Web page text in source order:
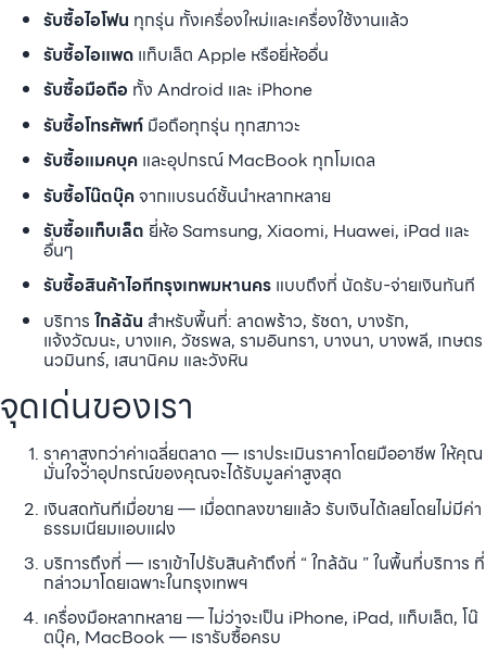
รับซื้อไอโฟน ทุกรุ่น ทั้งเครื่องใหม่และเครื่องใช้งานแล้ว
รับซื้อไอแพด แท็บเล็ต Apple หรือยี่ห้ออื่น
รับซื้อมือถือ ทั้ง Android และ iPhone
รับซื้อโทรศัพท์ มือถือทุกรุ่น ทุกสภาวะ
รับซื้อแมคบุค และอุปกรณ์ MacBook ทุกโมเดล
รับซื้อโน๊ตบุ๊คจากแบรนด์ชั้นนำหลากหลาย
รับซื้อแท็บเล็ต ยี่ห้อ Samsung, Xiaomi, Huawei, iPad และ
อื่นๆ
รับซื้อสินค้าไอทีกรุงเทพมหานคร แบบถึงที่ นัดรับ-จ่ายเงินทันที
บริการ ใกล้ฉัน สำหรับพื้นที่: ลาดพร้าว, รัชดา, บางรัก,
แจ้งวัฒนะ, บางแค, วัชรพล, รามอินทรา, บางนา, บางพลี, เกษตร
นวมินทร์, เสนานิคม และวังหิน
จุดเด่นของเรา
ราคาสูงกว่าค่าเฉลี่ยตลาด — เราประเมินราคาโดยมืออาชีพ ให้คุณ
มั่นใจว่าอุปกรณ์ของคุณจะได้รับมูลค่าสูงสุด
เงินสดทันทีเมื่อขาย — เมื่อตกลงขายแล้ว รับเงินได้เลยโดยไม่มีค่า
ธรรมเนียมแอบแฝง
บริการถึงที่ — เราเข้าไปรับสินค้าถึงที่ “ ใกล้ฉัน ” ในพื้นที่บริการ ที่
กล่าวมาโดยเฉพาะในกรุงเทพฯ
เครื่องมือหลากหลาย — ไม่ว่าจะเป็น iPhone, iPad, แท็บเล็ต, โน๊
ตบุ๊ค, MacBook — เรารับซื้อครบ